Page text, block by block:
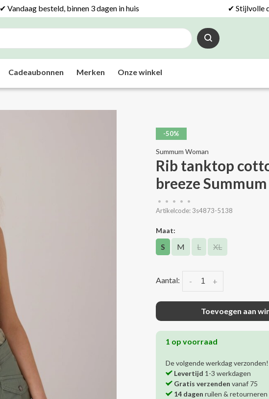
✔ Vandaag besteld, binnen 3 dagen in huis ✔ Stijlvolle
Cadeaubonnen Merken Onze winkel
-50%
Summum Woman
Rib tanktop
breeze
• • • •
•
Artikelcode: 3s4873-5138
Maat:
S M L XL
Aantal: +
-
Toevoegen aan
1 op voorraad
De volgende werkdag verzonden!
Levertijd 1-3 werkdagen
Gratis verzenden vanaf 75
14 dagen ruilen & retourneren